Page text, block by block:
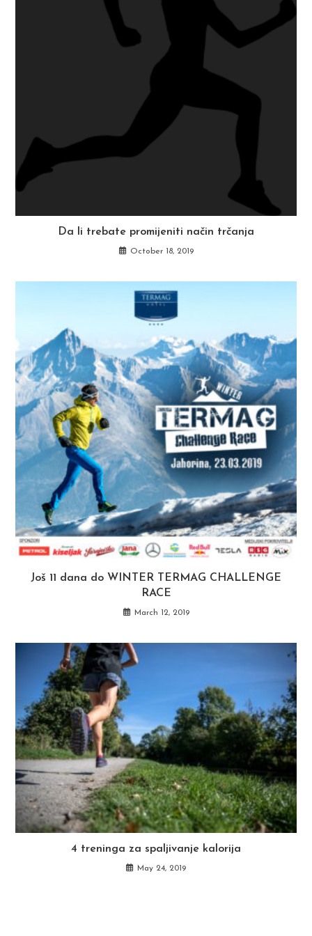
Da li trebate promijeniti način trčanja
October 18, 2019
Još 11 dana do WINTER TERMAG CHALLENGE
RACE
March 12, 2019
4 treninga za spaljivanje kalorija
May 24, 2019